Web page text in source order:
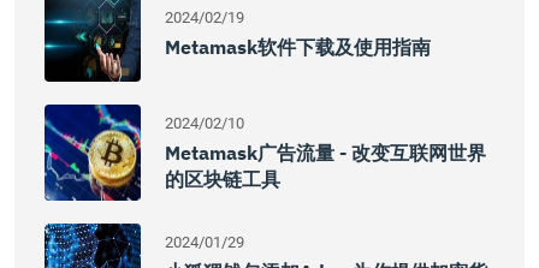
2024/02/19
Metamask软件下载及使用指南
2024/02/10
Metamask广告流量 - 改变互联网世界
的区块链工具
2024/01/29